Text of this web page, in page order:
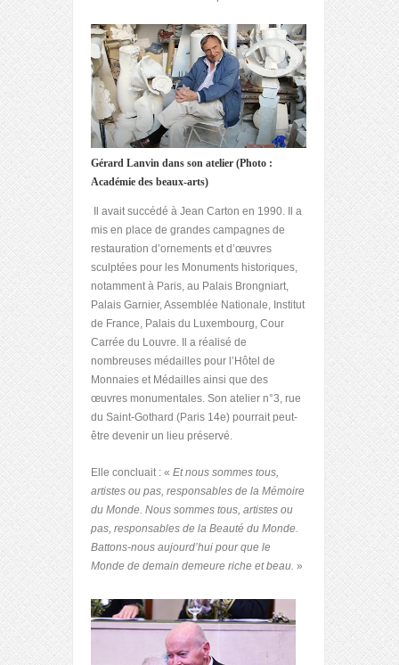
Gérard Lanvin dans son atelier (Photo :
Académie des beaux-arts)
Il avait succédé à Jean Carton en 1990. Il a
mis en place de grandes campagnes de
restauration d’ornements et d’œuvres
sculptées pour les Monuments historiques,
notamment à Paris, au Palais Brongniart,
Palais Garnier, Assemblée Nationale, Institut
de France, Palais du Luxembourg, Cour
Carrée du Louvre. Il a réalisé de
nombreuses médailles pour l’Hôtel de
Monnaies et Médailles ainsi que des
œuvres monumentales. Son atelier n°3, rue
du Saint-Gothard (Paris 14e) pourrait peut-
être devenir un lieu préservé.
Elle concluait : « Et nous sommes tous,
artistes ou pas, responsables de la Mémoire
du Monde. Nous sommes tous, artistes ou
pas, responsables de la Beauté du Monde.
Battons-nous aujourd’hui pour que le
Monde de demain demeure riche et beau. »